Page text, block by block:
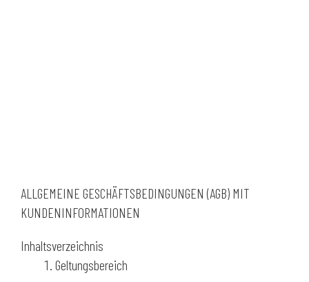
ALLGEMEINE GESCHÄFTSBEDINGUNGEN (AGB) MIT
KUNDENINFORMATIONEN
Inhaltsverzeichnis
Geltungsbereich